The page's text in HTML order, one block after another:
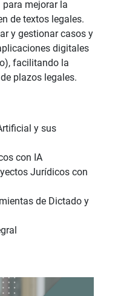
mejorar la
de textos legales.
y gestionar casos y
digitales
facilitando la
plazos legales.
y sus
con IA
Jurídicos con
de Dictado y